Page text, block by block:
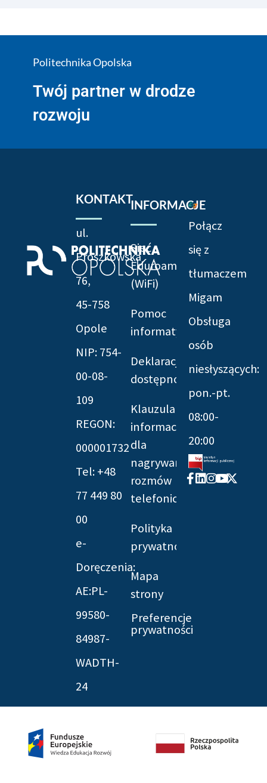
Politechnika Opolska
Twój partner w drodze
rozwoju
KONTAKT
ul.
Prószkowska
76,
45-758
Opole
NIP: 754-
00-08-
109
REGON:
000001732
Tel: +48
77 449 80
00
e-
Doręczenia:
AE:PL-
99580-
84987-
WADTH-
24
INFORMACJE
Sieć
Eduroam
(WiFi)
Pomoc
informatyczna
Deklaracja
dostępności
Klauzula
informacyjna
dla
nagrywania
rozmów
telefonicznych
Polityka
prywatności
Mapa
strony
Preferencje
prywatności
Połącz
się z
tłumaczem
Migam
Obsługa
osób
niesłyszących:
pon.-pt.
08:00-
20:00
Facebook-
f
Linkedin
Instagram
Youtube
X-
twitter